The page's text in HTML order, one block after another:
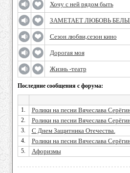
Хочу с ней рядом быть
ЗАМЕТАЕТ ЛЮБОВЬ
Сезон любви,сезон кино
Дорогая моя
Жизнь -театр
Последние сообщения с форума:
1. Ролики на песни Вячеслава
2. Ролики на песни Вячеслава
3. С Днем Защитника Отечества.
4. Ролики на песни Вячеслава
5. Афоризмы